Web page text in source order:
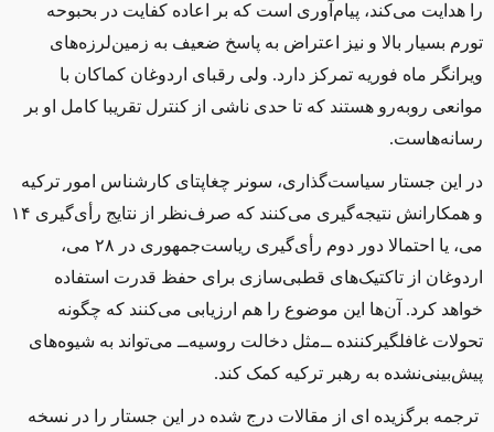
را هدایت می‌کند، پیام‌آوری ا‌ست که بر اعاده کفایت در بحبوحه
تورم بسیار بالا و نیز اعتراض به پاسخ ضعیف به زمین‌لرزه‌های
ویرانگر ماه فوریه تمرکز دارد. ولی رقبای اردوغان کماکان با
موانعی روبه‌رو هستند که تا حدی ناشی از کنترل تقریبا کامل او بر
رسانه‌هاست.
در این جستار سیاست‌گذاری، سونر چغاپتای کارشناس امور ترکیه
و همکارانش نتیجه‌گیری می‌کنند که صرف‌نظر از نتایج رأی‌گیری ۱۴
می، یا احتمالا دور دوم رأی‌گیری ریاست‌جمهوری در ۲۸ می،
اردوغان از تاکتیک‌های قطبی‌سازی برای حفظ قدرت استفاده
خواهد کرد. آن‌ها این موضوع را هم ارزیابی می‌کنند که چگونه
تحولات غافلگیرکننده ‌ــ‌مثل دخالت روسیه‌ــ‌ می‌تواند به شیوه‌های
پیش‌بینی‌نشده به رهبر ترکیه کمک کند.
ترجمه برگزیده ای از مقالات درج شده در این جستار را در نسخه